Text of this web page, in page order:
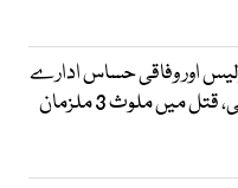
اور وفاقی حساس ادارے
کی مشترکہ کارروائی، قتل میں ملوث 3 ملزمان